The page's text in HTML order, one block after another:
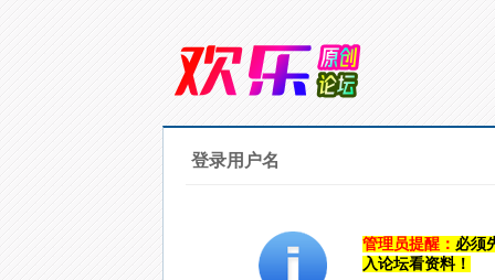
登录用户名
管理员提醒： 必须
入论坛看资料！